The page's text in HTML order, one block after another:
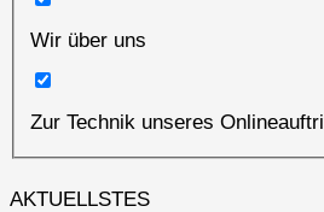
Wir über uns
Zur Technik unseres
AKTUELLSTES